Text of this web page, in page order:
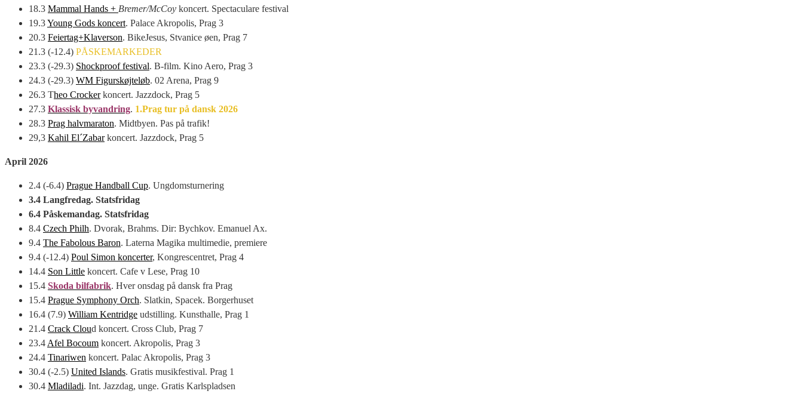
18.3 Mammal Hands + Bremer/McCoy koncert. Spectaculare festival
19.3Young Gods koncert. Palace Akropolis, Prag 3
20.3 Feiertag+Klaverson. BikeJesus, Stvanice øen, Prag 7
21.3 (-12.4) PÅSKEMARKEDER
23.3 (-29.3) Shockproof festival. B-film. Kino Aero, Prag 3
24.3 (-29.3) WM Figurskøjteløb. 02 Arena, Prag 9
26.3 Theo Crockerkoncert. Jazzdock, Prag 5
27.3 Klassisk byvandring. 1.Prag tur på dansk 2026
28.3 Prag halvmaraton. Midtbyen. Pas på trafik!
29,3 Kahil El´Zabarkoncert. Jazzdock, Prag 5
April 2026
2.4 (-6.4) Prague Handball Cup. Ungdomsturnering
3.4 Langfredag. Statsfridag
6.4 Påskemandag. Statsfridag
8.4 Czech Philh. Dvorak, Brahms. Dir: Bychkov. Emanuel Ax.
9.4 The Fabolous Baron. Laterna Magika multimedie, premiere
9.4 (-12.4) Poul Simon koncerter, Kongrescentret, Prag 4
14.4 Son Little koncert. Cafe v Lese, Prag 10
15.4 Skoda bilfabrik. Hver onsdag på dansk fra Prag
15.4 Prague Symphony Orch. Slatkin, Spacek. Borgerhuset
16.4 (7.9) William Kentridge udstilling. Kunsthalle, Prag 1
21.4 Crack Cloud koncert. Cross Club, Prag 7
23.4 Afel Bocoum koncert. Akropolis, Prag 3
24.4 Tinariwen koncert. Palac Akropolis, Prag 3
30.4 (-2.5) United Islands. Gratis musikfestival. Prag 1
30.4 Mladiladi. Int. Jazzdag, unge. Gratis Karlspladsen